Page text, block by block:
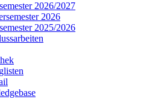
2026/2027
2026
2025/2026